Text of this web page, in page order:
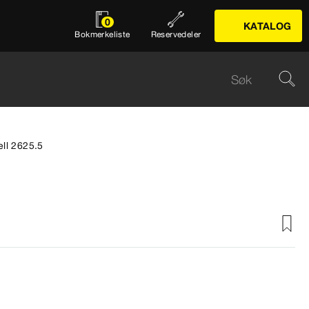
0
Bokmerkeliste Reservedeler
KATALOG
2625.5